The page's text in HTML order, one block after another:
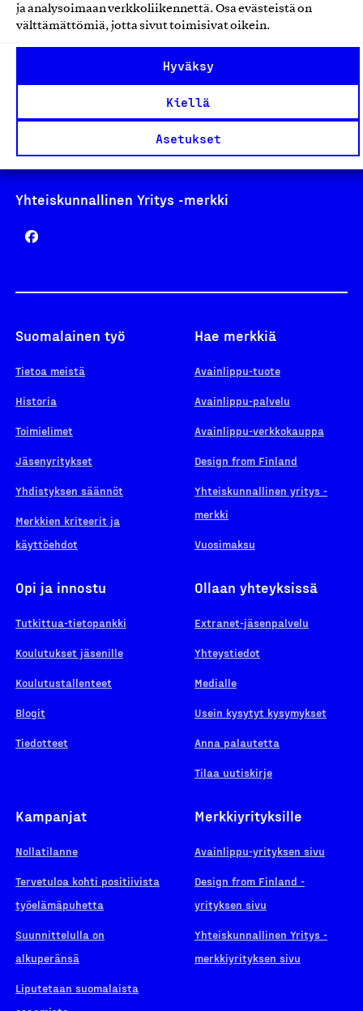
ja analysoimaan verkkoliikennettä. Osa evästeistä on
välttämättömiä, jotta sivut toimisivat oikein.
Hyväksy
Kiellä
Asetukset
Avainlippu
Design From Finland
Yhteiskunnallinen Yritys -merkki
Suomalainen työ
Tietoa meistä
Historia
Toimielimet
Jäsenyritykset
Yhdistyksen säännöt
Merkkien kriteerit ja
käyttöehdot
Hae merkkiä
Avainlippu-tuote
Avainlippu-palvelu
Avainlippu-verkkokauppa
Design from Finland
Yhteiskunnallinen yritys -
merkki
Vuosimaksu
Opi ja innostu
Tutkittua-tietopankki
Koulutukset jäsenille
Koulutustallenteet
Blogit
Tiedotteet
Ollaan yhteyksissä
Extranet-jäsenpalvelu
Yhteystiedot
Medialle
Usein kysytyt kysymykset
Anna palautetta
Tilaa uutiskirje
Kampanjat
Nollatilanne
Tervetuloa kohti positiivista
työelämäpuhetta
Suunnittelulla on
alkuperänsä
Liputetaan suomalaista
Merkkiyrityksille
Avainlippu-yrityksen sivu
Design from Finland -
yrityksen sivu
Yhteiskunnallinen Yritys -
merkkiyrityksen sivu